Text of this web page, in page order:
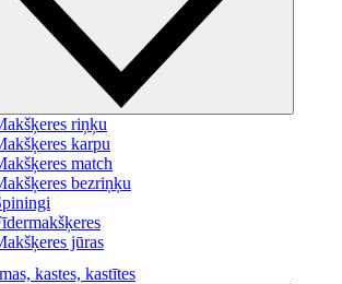
riņķu
karpu
match
bezriņķu
jūras
kastes, kastītes